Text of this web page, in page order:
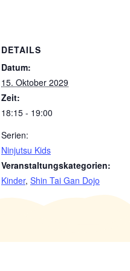
DETAILS
Datum:
15. Oktober 2029
Zeit:
18:15 - 19:00
Serien:
Ninjutsu Kids
Veranstaltungskategorien:
Kinder, Shin Tai Gan Dojo